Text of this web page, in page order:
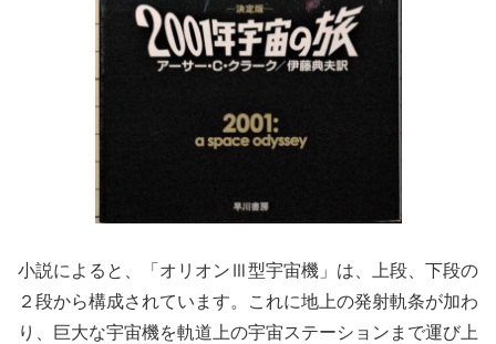
小説によると、「オリオンⅢ型宇宙機」は、上段、下段の
２段から構成されています。これに地上の発射軌条が加わ
り、巨大な宇宙機を軌道上の宇宙ステーションまで運び上